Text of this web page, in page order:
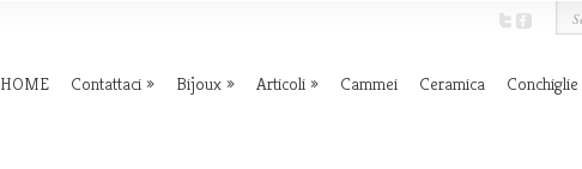
HOME Contattaci Bijoux Articoli Cammei Ceramica Conchiglie